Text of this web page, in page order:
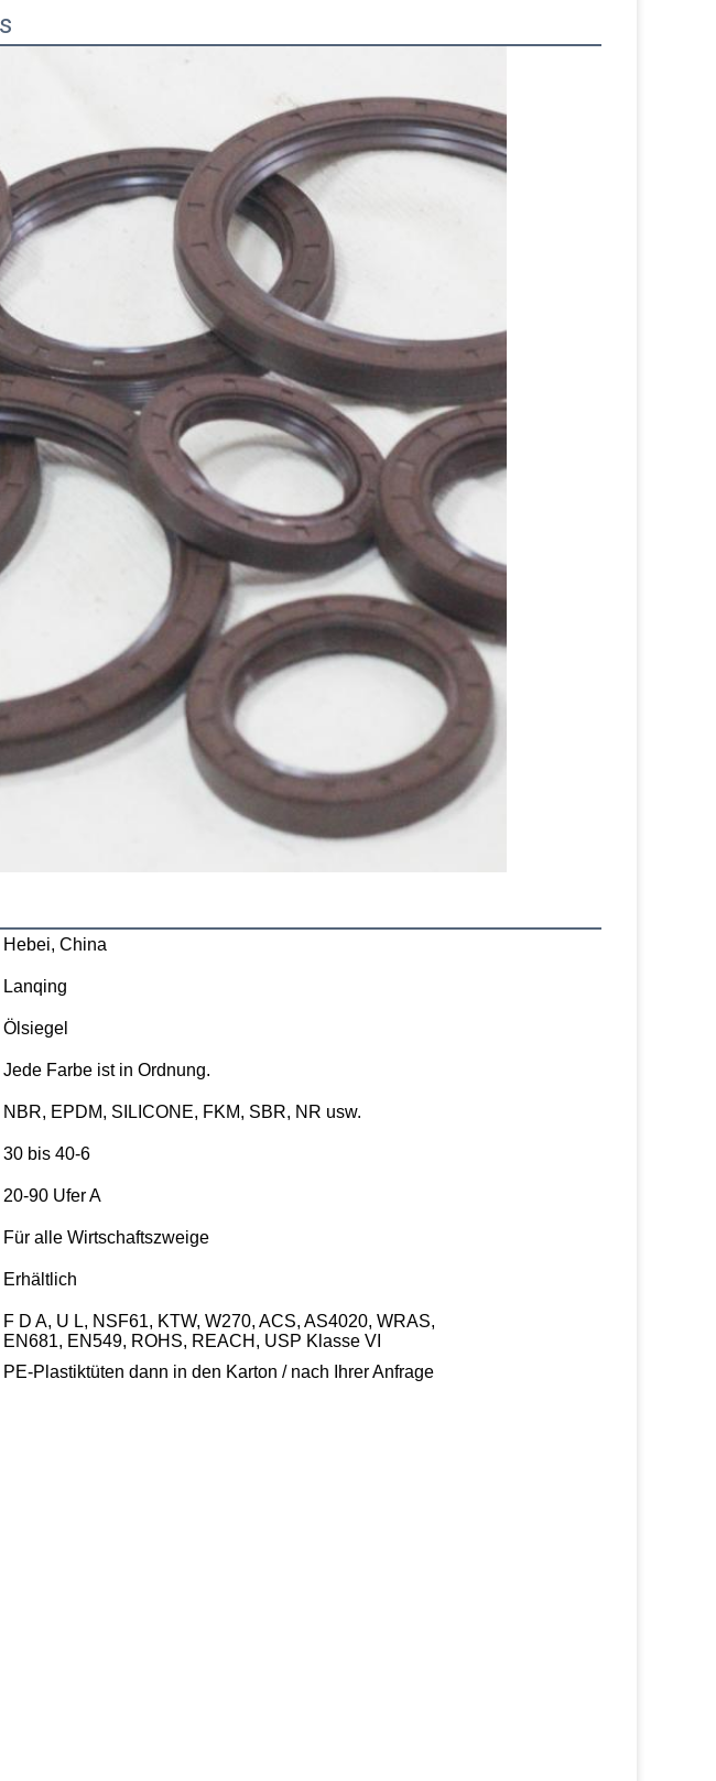
Hebei, China
Lanqing
Ölsiegel
Jede Farbe ist in Ordnung.
NBR, EPDM, SILICONE, FKM, SBR, NR usw.
30 bis 40-6
20-90 Ufer A
Für alle Wirtschaftszweige
Erhältlich
F D A, U L, NSF61, KTW, W270, ACS, AS4020, WRAS,
EN681, EN549, ROHS, REACH, USP Klasse VI
PE-Plastiktüten dann in den Karton / nach Ihrer Anfrage